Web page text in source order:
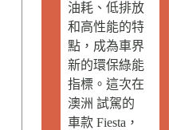
油耗、低排放
和高性能的特
點，成為車界
新的環保綠能
指標。這次在
澳洲 試駕的
車款 Fiesta，